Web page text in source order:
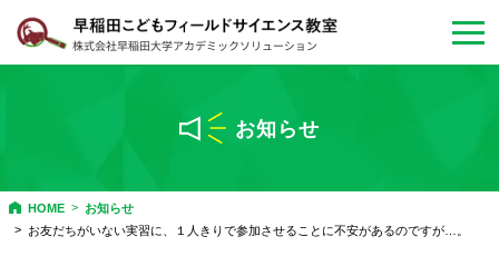
会員マイページ
お知らせ
HOME
お知らせ
お友だちがいない実習に、１人きりで参加させることに不安があるのですが…。